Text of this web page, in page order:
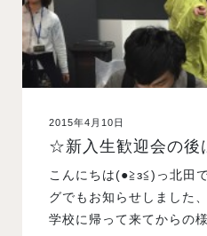
学校情報
オープンキャンパス
訪問者別メニュー
2015年4月10日
☆新入生歓迎会の
こんにちは(●≧з≦)っ北田
グでもお知らせしました
学校に帰って来てからの